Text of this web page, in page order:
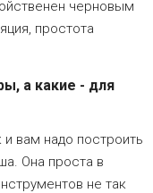
черновым
простота
а какие - для
вам надо построить
Она проста в
не так